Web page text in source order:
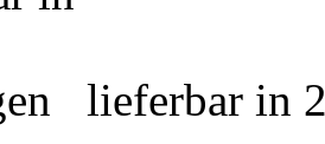
lieferbar in